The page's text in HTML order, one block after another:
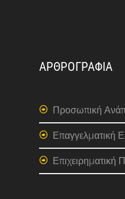
ΑΡΘΡΟΓΡΑΦΙΑ
Προσωπική
Επαγγελματική
Επιχειρηματική